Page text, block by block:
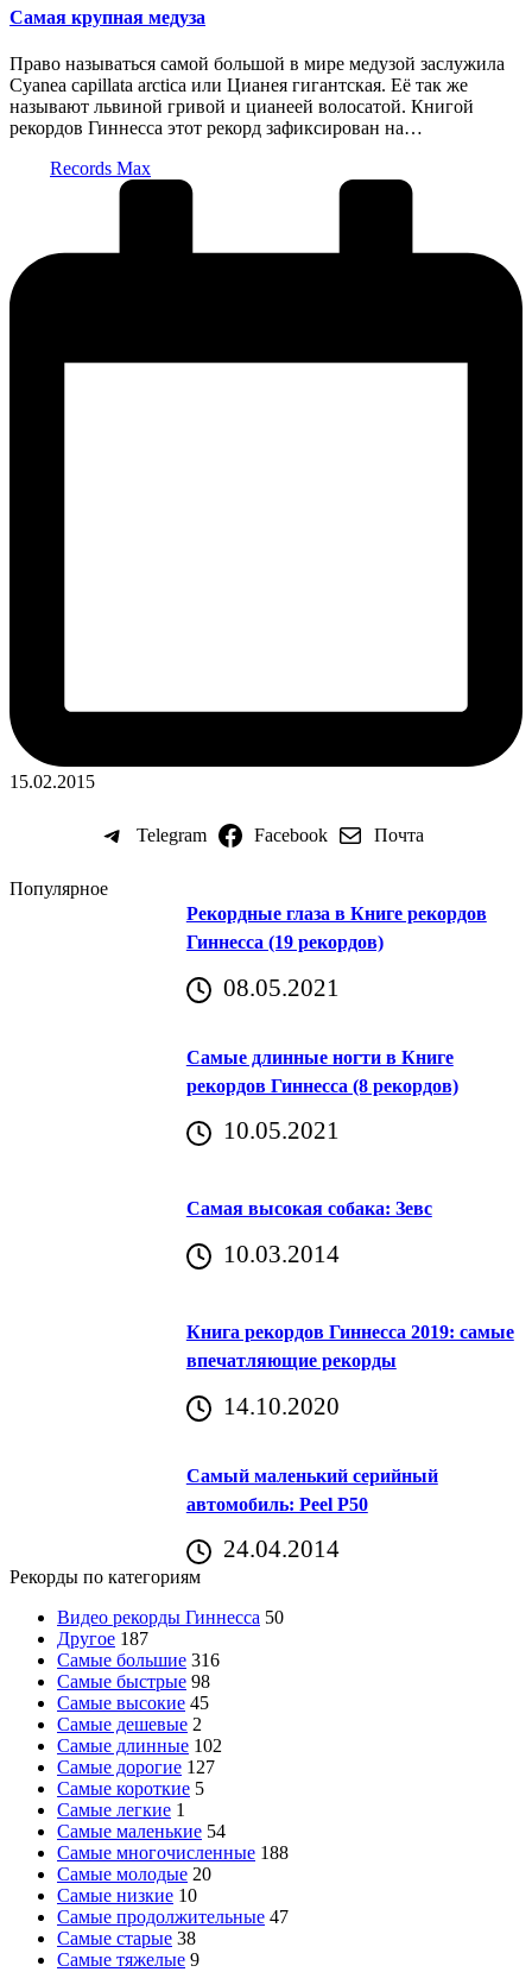
Самая крупная медуза
Право называться самой большой в мире медузой заслужила
Cyanea capillata arctica или Цианея гигантская. Её так же
называют львиной гривой и цианеей волосатой. Книгой
рекордов Гиннесса этот рекорд зафиксирован на…
Records Max
15.02.2015
Telegram Facebook Почта
Популярное
Рекордные глаза в Книге рекордов
Гиннесса (19 рекордов)
08.05.2021
Самые длинные ногти в Книге
рекордов Гиннесса (8 рекордов)
10.05.2021
Самая высокая собака: Зевс
10.03.2014
Книга рекордов Гиннесса 2019: самые
впечатляющие рекорды
14.10.2020
Самый маленький серийный
автомобиль: Peel P50
24.04.2014
Рекорды по категориям
Видео рекорды Гиннесса 50
Другое 187
Самые большие 316
Самые быстрые 98
Самые высокие 45
Самые дешевые 2
Самые длинные 102
Самые дорогие 127
Самые короткие 5
Самые легкие 1
Самые маленькие 54
Самые многочисленные 188
Самые молодые 20
Самые низкие 10
Самые продолжительные 47
Самые старые 38
Самые тяжелые 9